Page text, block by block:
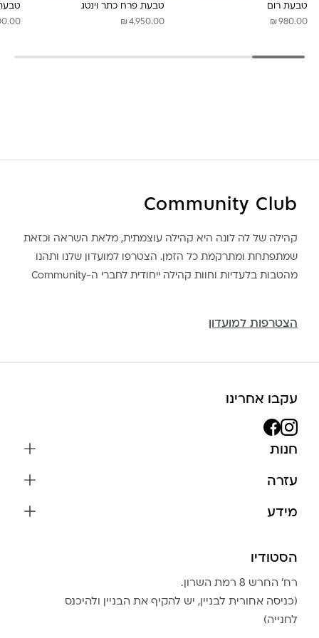
טבעת רום
₪ 980.00
טבעת פרח כתר וינטג
₪ 4,950.00
Community Club
קהילה של לה לונה היא קהילה עוצמתית, מלאת השראה וכזאת
שמתפתחת ומתרקמת כל הזמן. הצטרפו למועדון שלנו ותהנו
מהטבות בלעדיות וחוות קהילה ייחודית לחברי ה-Community
הצטרפות למועדון
עקבו אחרינו
חנות
צמידים
בגדים
אביזרים
גברים
עזרה
צור קשר
מידע
שמירה על התכשיטים
הצהרת נגישות
טבלת מידות טבעות
Community Club
הסטודיו
רח׳ החרש 8 רמת השרון.
(כניסה אחורית לבניין, יש להקיף את הבניין ולהיכנס
לחנייה)